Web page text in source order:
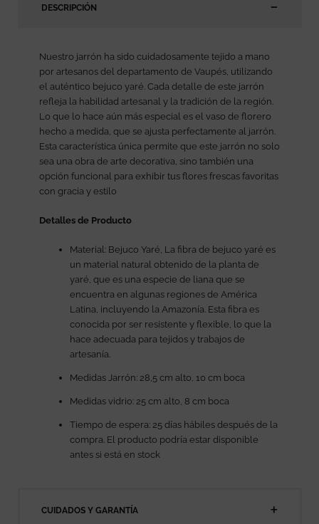
DESCRIPCIÓN
Nuestro jarrón ha sido cuidadosamente tejido a mano
por artesanos del departamento de Vaupés, utilizando
el auténtico bejuco yaré. Cada detalle de este jarrón
refleja la habilidad artesanal y la tradición de la región.
Lo que lo hace aún más especial es el vaso de florero
hecho a medida, que se ajusta perfectamente al jarrón.
Esta característica única permite que este jarrón no solo
sea una obra de arte decorativa, sino también una
opción funcional para exhibir tus flores frescas favoritas
con gracia y estilo
Detalles de Producto
Material: Bejuco Yaré, La fibra de bejuco yaré es
un material natural obtenido de la planta de
yaré, que es una especie de liana que se
encuentra en algunas regiones de América
Latina, incluyendo la Amazonía. Esta fibra es
conocida por ser resistente y flexible, lo que la
hace adecuada para tejidos y trabajos de
artesanía.
Medidas Jarrón: 28,5 cm alto, 10 cm boca
Medidas vidrio: 25 cm alto, 8 cm boca
Tiempo de espera: 25 días hábiles después de la
compra. El producto podría estar disponible
antes si está en stock
CUIDADOS Y GARANTÍA